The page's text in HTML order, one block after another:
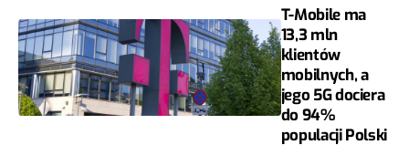
T-Mobile ma
13,3 mln
klientów
mobilnych, a
jego 5G dociera
do 94%
populacji Polski